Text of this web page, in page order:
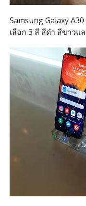
Samsung Galaxy
เลือก 3 สี สีดำ สีขาวแ